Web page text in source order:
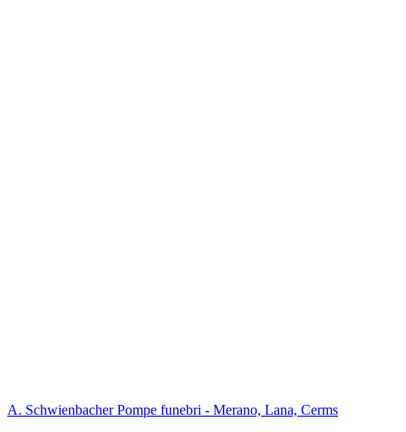
A. Schwienbacher Pompe funebri - Merano, Lana, Cerms